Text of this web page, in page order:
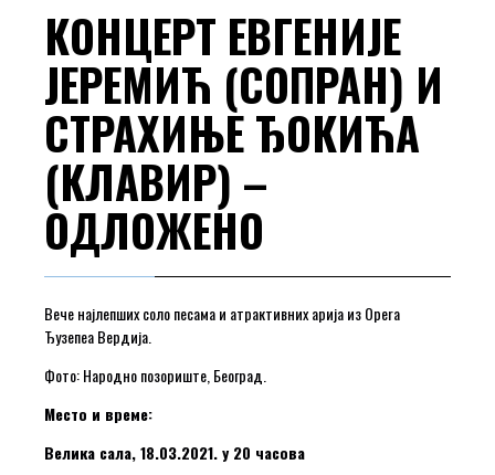
КОНЦЕРТ ЕВГЕНИЈЕ
ЈЕРЕМИЋ (СОПРАН) И
СТРАХИЊЕ ЂОКИЋА
(КЛАВИР) –
ОДЛОЖЕНО
Вече најлепших соло песама и атрактивних арија из Opera
Ђузепеа Вердија.
Фото: Народно позориште, Београд.
Место и време:
Велика сала, 18.03.2021. у 20 часова